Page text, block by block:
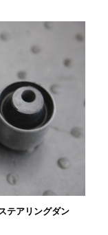
テアリングダン